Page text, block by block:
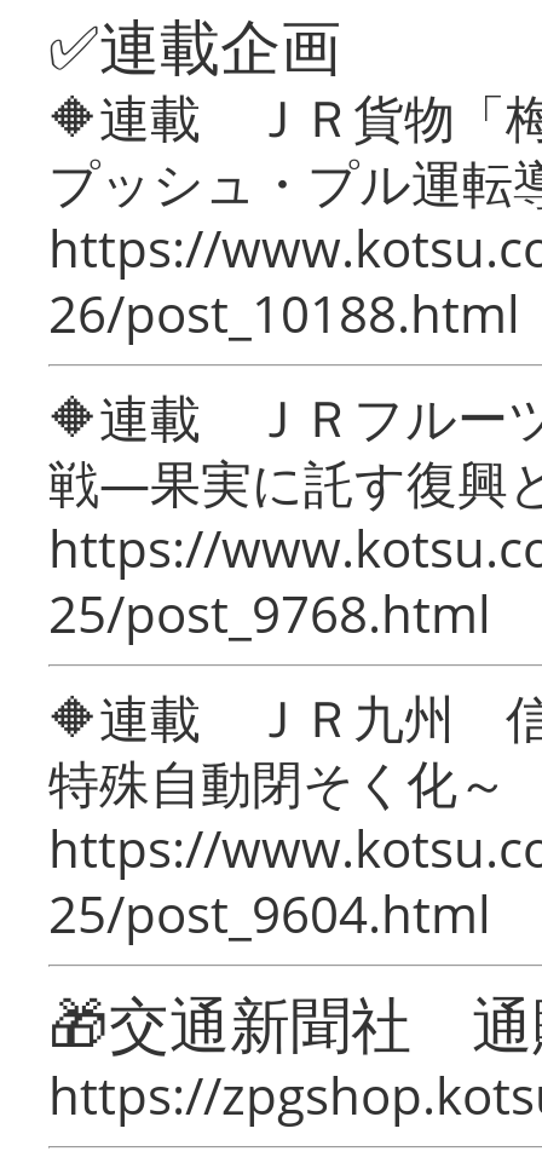
✅連載企画
🔶連載 ＪＲ貨物「
プッシュ・プル運転
https://
26/post_10188.html
🔶連載 ＪＲフルー
戦―果実に託す復興
https://
25/post_9768.html
🔶連載 ＪＲ九州 信
特殊自動閉そく化～
https://
25/post_9604.html
🎁交通新聞社
https://